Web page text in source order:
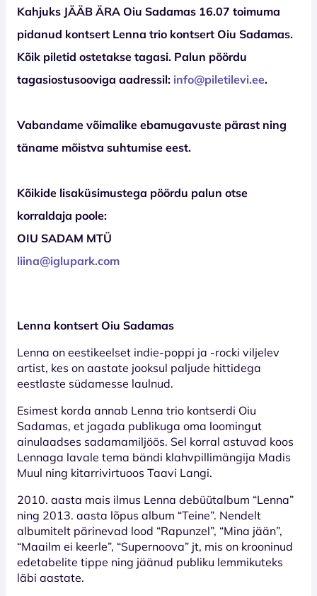
Kahjuks JÄÄB ÄRA Oiu Sadamas 16.07 toimuma
pidanud kontsert Lenna trio kontsert Oiu Sadamas.
Kõik piletid ostetakse tagasi. Palun pöördu
tagasiostusooviga aadressil: info@piletilevi.ee.
Vabandame võimalike ebamugavuste pärast ning
täname mõistva suhtumise eest.
Kõikide lisaküsimustega pöördu palun otse
korraldaja poole:
OIU SADAM MTÜ
liina@iglupark.com
Lenna kontsert Oiu Sadamas
Lenna on eestikeelset indie-poppi ja -rocki viljelev
artist, kes on aastate jooksul paljude hittidega
eestlaste südamesse laulnud.
Esimest korda annab Lenna trio kontserdi Oiu
Sadamas, et jagada publikuga oma loomingut
ainulaadses sadamamiljöös. Sel korral astuvad koos
Lennaga lavale tema bändi klahvpillimängija Madis
Muul ning kitarrivirtuoos Taavi Langi.
2010. aasta mais ilmus Lenna debüütalbum “Lenna”
ning 2013. aasta lõpus album “Teine”. Nendelt
albumitelt pärinevad lood “Rapunzel”, “Mina jään”,
“Maailm ei keerle”, “Supernoova” jt, mis on krooninud
edetabelite tippe ning jäänud publiku lemmikuteks
läbi aastate.